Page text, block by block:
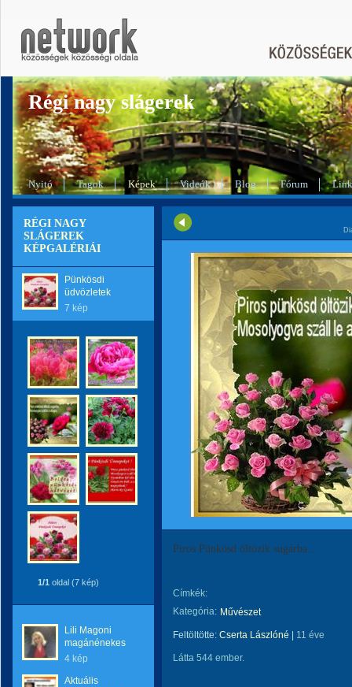
Régi nagy slágerek
Nyitó Tagok Képek Videók Blog Fórum
RÉGI NAGY
SLÁGEREK
KÉPGALÉRIÁI
Pünkösdi
üdvözletek
7 kép
1/1 oldal (7 kép)
Lili Magoni
magánénekes
4 kép
Aktuális
Piros Pünkösd öltözik sugárba..
Címkék:
Kategória: Művészet
Feltöltötte: Cserta Lászlóné 11 éve
Látta 544 ember.